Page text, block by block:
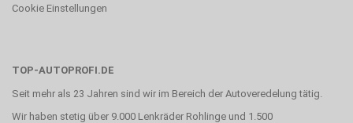
Cookie Einstellungen
TOP-AUTOPROFI.DE
Seit mehr als 23 Jahren sind wir im Bereich der Autoveredelung tätig.
Wir haben stetig über 9.000 Lenkräder Rohlinge und 1.500